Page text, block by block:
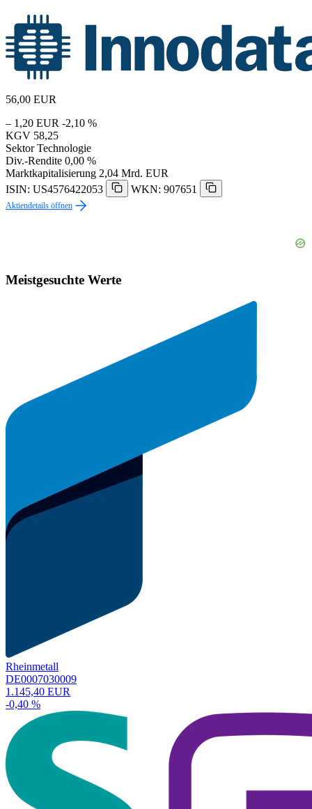
56,00 EUR
– 1,20 EUR -2,10 %
KGV 58,25
Sektor Technologie
Div.-Rendite 0,00 %
Marktkapitalisierung 2,04 Mrd. EUR
ISIN: US4576422053
WKN: 907651
Aktiendetails öffnen
Meistgesuchte Werte
Rheinmetall
DE0007030009
1.145,40 EUR
-0,40 %